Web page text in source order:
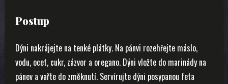
Postup
Dýni nakrájejte na tenké plátky. Na pánvi rozehřejte máslo,
vodu, ocet, cukr, zázvor a oregano. Dýni vložte do marinády na
pánev a vařte do změknutí. Servírujte dýni posypanou feta